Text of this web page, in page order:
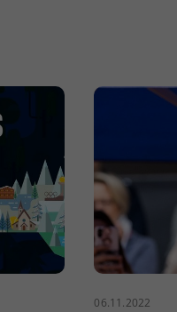
06.11.2022